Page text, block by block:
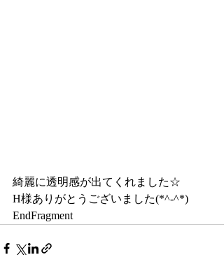
綺麗に透明感が出てくれました☆
H様ありがとうございました(*^-^*)
EndFragment